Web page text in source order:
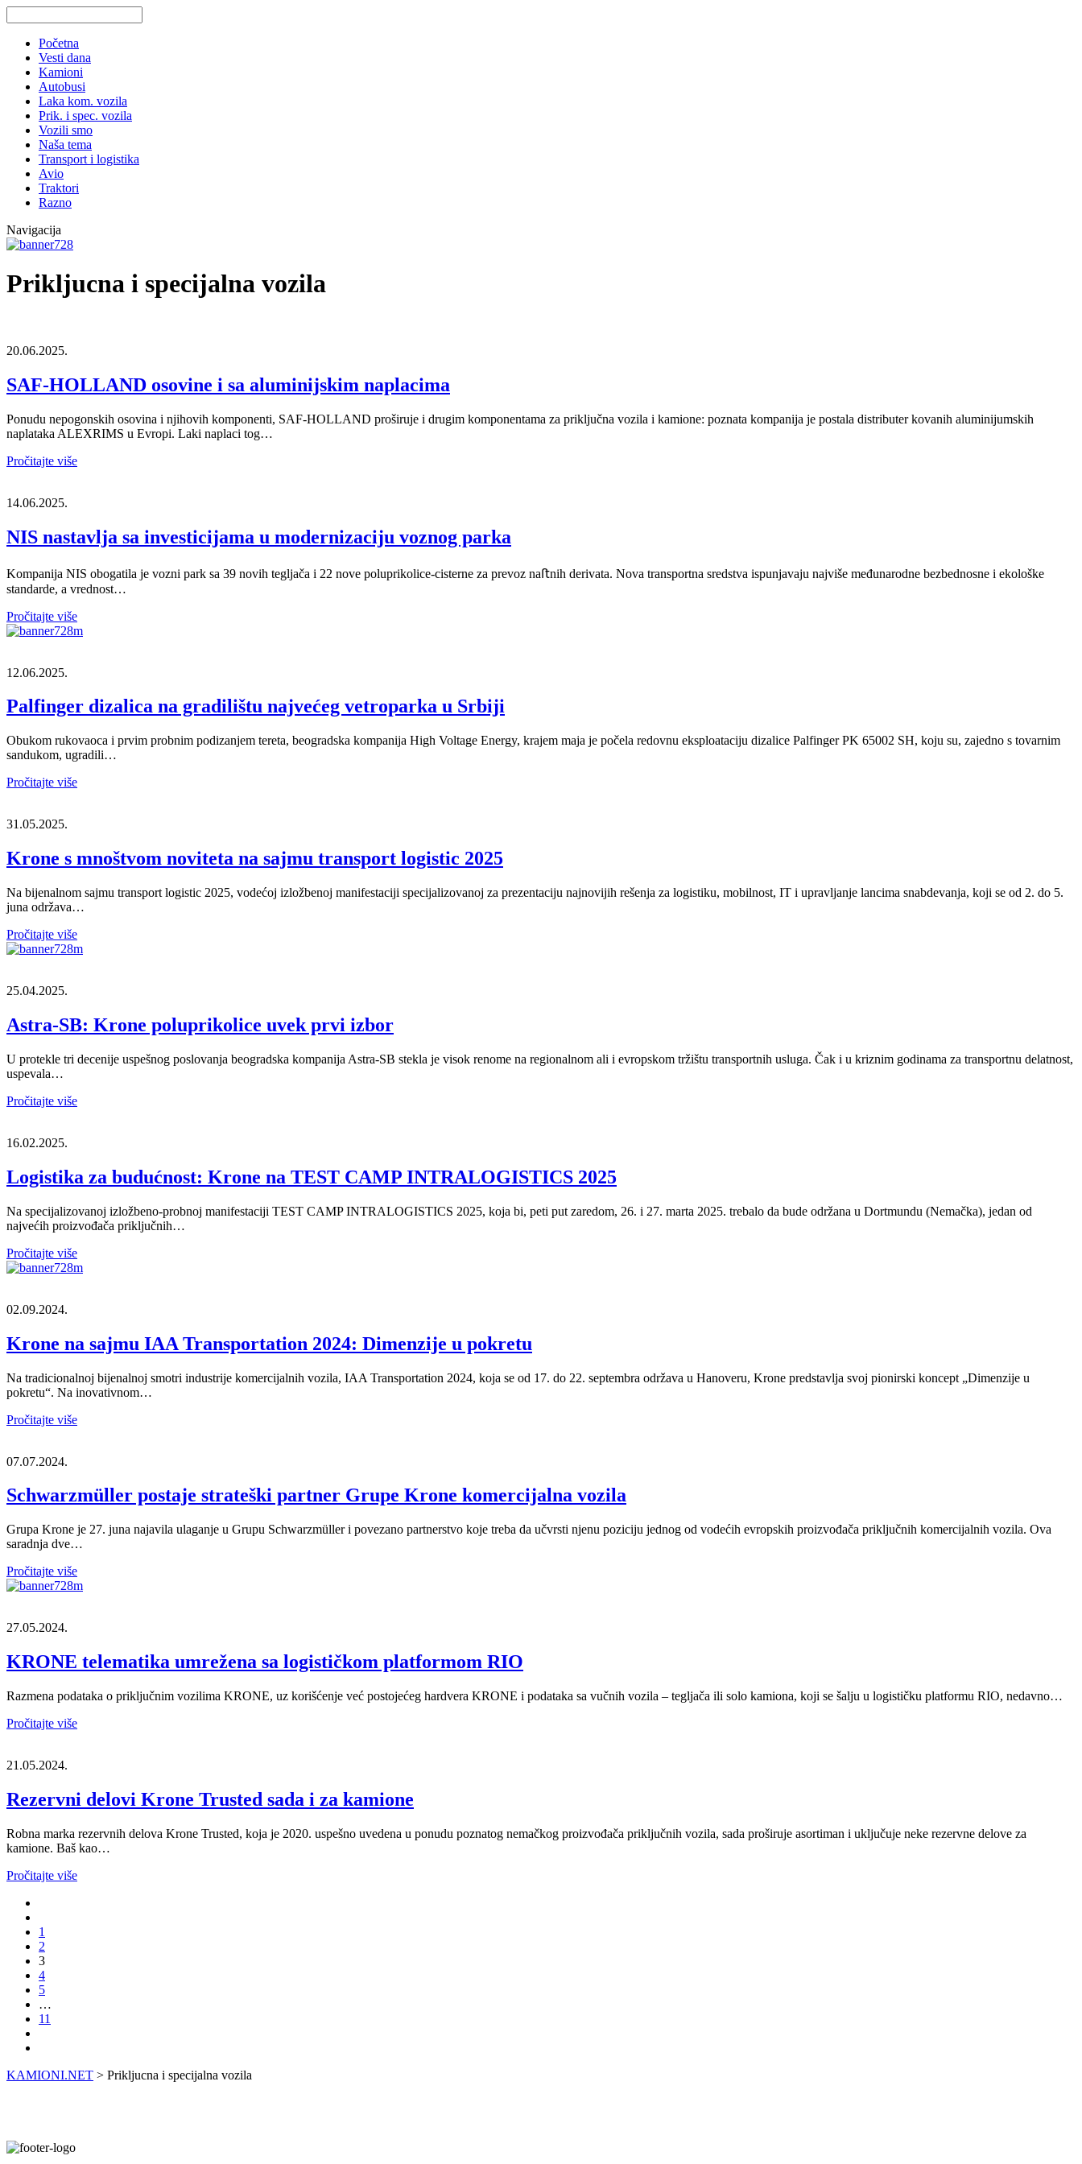
Početna
Vesti dana
Kamioni
Autobusi
Laka kom. vozila
Prik. i spec. vozila
Vozili smo
Naša tema
Transport i logistika
Avio
Traktori
Razno
Navigacija
Prikljucna i specijalna vozila
20.06.2025.
SAF-HOLLAND osovine i sa aluminijskim naplacima
Ponudu nepogonskih osovina i njihovih komponenti, SAF-HOLLAND proširuje i drugim komponentama za priključna vozila i kamione: poznata kompanija je postala distributer kovanih aluminijumskih
naplataka ALEXRIMS u Evropi. Laki naplaci tog…
Pročitajte više
14.06.2025.
NIS nastavlja sa investicijama u modernizaciju voznog parka
Kompanija NIS obogatila je vozni park sa 39 novih tegljača i 22 nove poluprikolice-cisterne za prevoz naﬅnih derivata. Nova transportna sredstva ispunjavaju najviše međunarodne bezbednosne i ekološke
standarde, a vrednost…
Pročitajte više
12.06.2025.
Palfinger dizalica na gradilištu najvećeg vetroparka u Srbiji
Obukom rukovaoca i prvim probnim podizanjem tereta, beogradska kompanija High Voltage Energy, krajem maja je počela redovnu eksploataciju dizalice Palfinger PK 65002 SH, koju su, zajedno s tovarnim
sandukom, ugradili…
Pročitajte više
31.05.2025.
Krone s mnoštvom noviteta na sajmu transport logistic 2025
Na bijenalnom sajmu transport logistic 2025, vodećoj izložbenoj manifestaciji specijalizovanoj za prezentaciju najnovijih rešenja za logistiku, mobilnost, IT i upravljanje lancima snabdevanja, koji se od 2. do 5.
juna održava…
Pročitajte više
25.04.2025.
Astra-SB: Krone poluprikolice uvek prvi izbor
U protekle tri decenije uspešnog poslovanja beogradska kompanija Astra-SB stekla je visok renome na regionalnom ali i evropskom tržištu transportnih usluga. Čak i u kriznim godinama za transportnu delatnost,
uspevala…
Pročitajte više
16.02.2025.
Logistika za budućnost: Krone na TEST CAMP INTRALOGISTICS 2025
Na specijalizovanoj izložbeno-probnoj manifestaciji TEST CAMP INTRALOGISTICS 2025, koja bi, peti put zaredom, 26. i 27. marta 2025. trebalo da bude održana u Dortmundu (Nemačka), jedan od
najvećih proizvođača priključnih…
Pročitajte više
02.09.2024.
Krone na sajmu IAA Transportation 2024: Dimenzije u pokretu
Na tradicionalnoj bijenalnoj smotri industrije komercijalnih vozila, IAA Transportation 2024, koja se od 17. do 22. septembra održava u Hanoveru, Krone predstavlja svoj pionirski koncept „Dimenzije u
pokretu“. Na inovativnom…
Pročitajte više
07.07.2024.
Schwarzmüller postaje strateški partner Grupe Krone komercijalna vozila
Grupa Krone je 27. juna najavila ulaganje u Grupu Schwarzmüller i povezano partnerstvo koje treba da učvrsti njenu poziciju jednog od vodećih evropskih proizvođača priključnih komercijalnih vozila. Ova
saradnja dve…
Pročitajte više
27.05.2024.
KRONE telematika umrežena sa logističkom platformom RIO
Razmena podataka o priključnim vozilima KRONE, uz korišćenje već postojećeg hardvera KRONE i podataka sa vučnih vozila – tegljača ili solo kamiona, koji se šalju u logističku platformu RIO, nedavno…
Pročitajte više
21.05.2024.
Rezervni delovi Krone Trusted sada i za kamione
Robna marka rezervnih delova Krone Trusted, koja je 2020. uspešno uvedena u ponudu poznatog nemačkog proizvođača priključnih vozila, sada proširuje asortiman i uključuje neke rezervne delove za
kamione. Baš kao…
Pročitajte više
1
2
3
4
5
…
11
KAMIONI.NET > Prikljucna i specijalna vozila